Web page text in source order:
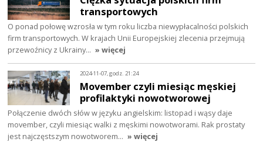
transportowych
O ponad połowę wzrosła w tym roku liczba niewypłacalności polskich
firm transportowych. W krajach Unii Europejskiej zlecenia przejmują
przewoźnicy z Ukrainy… » więcej
2024-11-07, godz. 21:24
Movember czyli miesiąc męskiej
profilaktyki nowotworowej
Połączenie dwóch słów w języku angielskim: listopad i wąsy daje
movember, czyli miesiąc walki z męskimi nowotworami. Rak prostaty
jest najczęstszym nowotworem… » więcej